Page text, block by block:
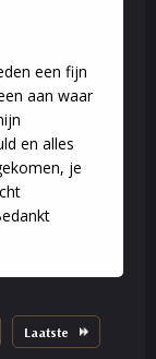
een fijn
aan waar
en alles
je
Laatste